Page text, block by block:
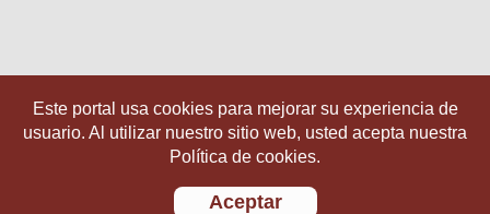
Este portal usa cookies para mejorar su experiencia de
usuario. Al utilizar nuestro sitio web, usted acepta nuestra
Política de cookies.
Aceptar